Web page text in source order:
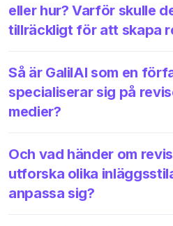
eller hur? Varför skulle
tillräckligt för att skapa
Så är GalilAI som en
specialiserar sig på
medier?
Och vad händer om
utforska olika
anpassa sig?